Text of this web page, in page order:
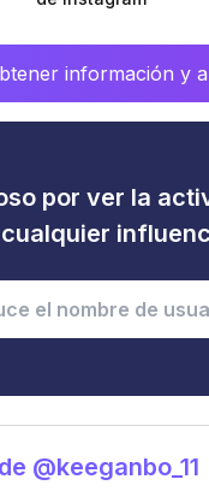
información y
por ver la
@keeganbo_11